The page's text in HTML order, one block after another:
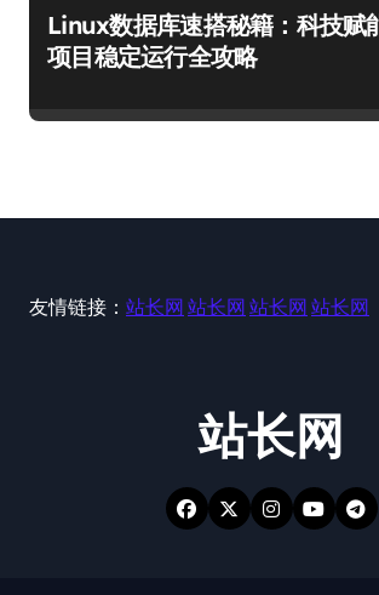
Linux数据库速搭秘籍：科技赋
项目稳定运行全攻略
友情链接： 站长网 站长网 站长网 站长网
站长网